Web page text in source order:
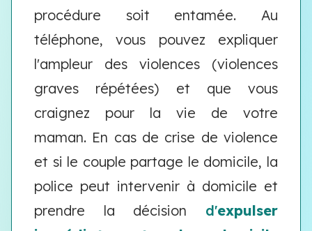
procédure soit entamée. Au
téléphone, vous pouvez expliquer
l'ampleur des violences (violences
graves répétées) et que vous
craignez pour la vie de votre
maman. En cas de crise de violence
et si le couple partage le domicile, la
police peut intervenir à domicile et
prendre la décision d'expulser